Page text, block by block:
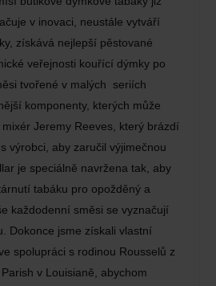
v inovaci, neustále vytváří
získává nejlepší pěstované
veřejnosti kouřící dýmky po
tvořené v malých seriích
komponenty, kterých může
Jeremy Reeves, který brázdí
výrobci, aby zaručil výjimečnou
je speciálně navržena tak, aby
tabáku pro opožděný a
každodenní směsi se vyznačují
Dokonce jsme získali vlastní
spolupráci s rodinou Rousselů z
v Louisianě, abychom